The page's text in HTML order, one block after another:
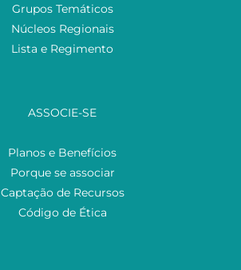
Grupos Temáticos
Núcleos Regionais
Lista e Regimento
ASSOCIE-SE
Planos e Benefícios
Porque se associar
Captação de Recursos
Código de Ética